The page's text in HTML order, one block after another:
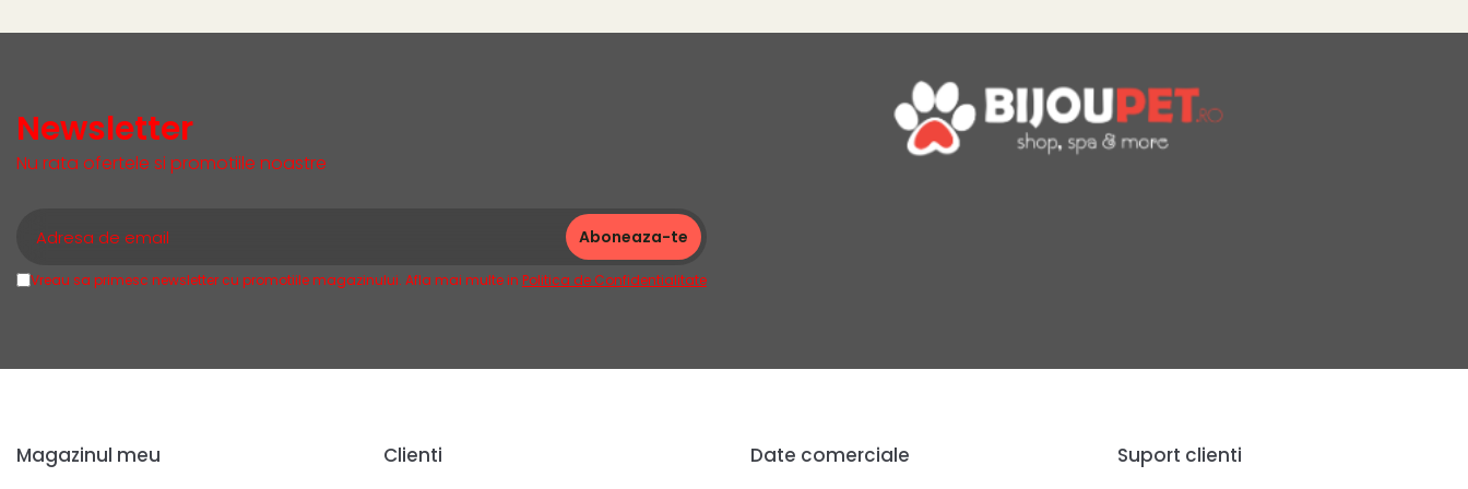
Newsletter
Nu rata ofertele si promotiile noastre
Vreau sa primesc newsletter cu promotiile magazinului. Afla mai multe in Politica de Confidentialitate
Magazinul meu Clienti Date comerciale Suport clienti